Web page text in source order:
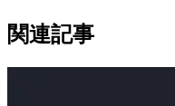
関連記事